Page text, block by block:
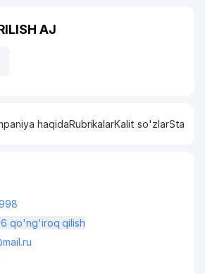
AJ
haqidaRubrikalarKalit so'zlar
36 qo'ng'iroq qilish